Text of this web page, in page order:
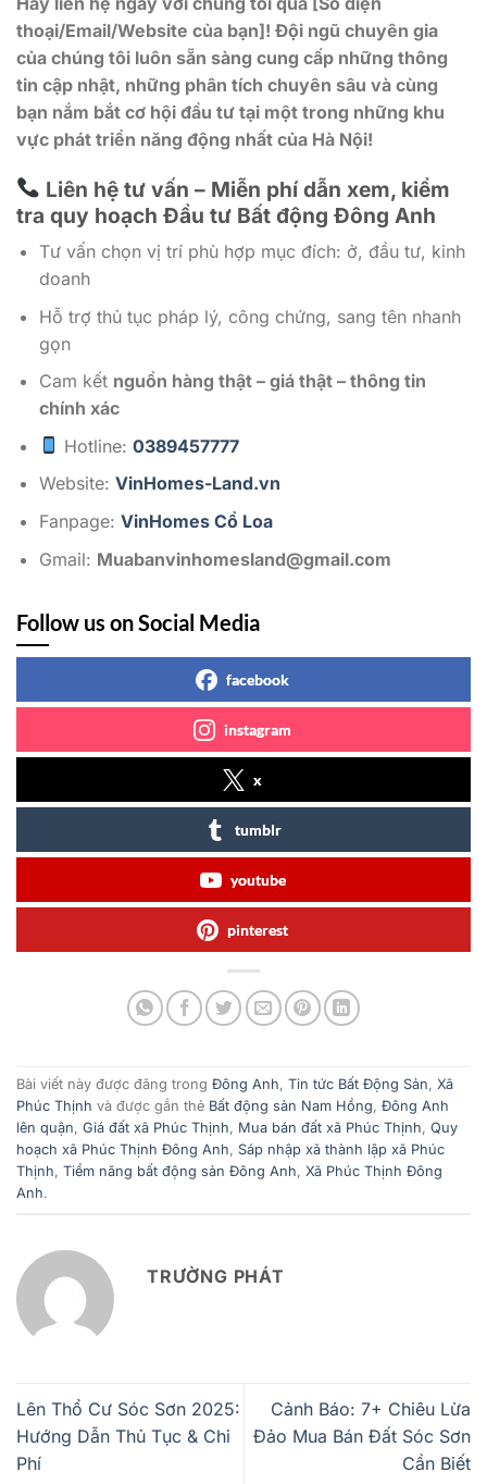
thoại/Email/Website của bạn]! Đội ngũ chuyên gia
của chúng tôi luôn sẵn sàng cung cấp những thông
tin cập nhật, những phân tích chuyên sâu và cùng
bạn nắm bắt cơ hội đầu tư tại một trong những khu
vực phát triển năng động nhất của Hà Nội!
Liên hệ tư vấn – Miễn phí dẫn xem, kiểm
tra quy hoạch Đầu tư Bất động Đông Anh
Tư vấn chọn vị trí phù hợp mục đích: ở, đầu tư, kinh
doanh
Hỗ trợ thủ tục pháp lý, công chứng, sang tên nhanh
gọn
Cam kết nguồn hàng thật – giá thật – thông tin
chính xác
Hotline:0389457777
Website: VinHomes-Land.vn
Fanpage: VinHomes Cổ Loa
Gmail: Muabanvinhomesland@gmail.com
Follow us on Social Media
facebook
instagram
x
tumblr
youtube
pinterest
Bài viết này được đăng trong Đông Anh, Tin tức Bất Động Sản, Xã
Phúc Thịnh và được gắn thẻ Bất động sản Nam Hồng, Đông Anh
lên quận, Giá đất xã Phúc Thịnh, Mua bán đất xã Phúc Thịnh, Quy
hoạch xã Phúc Thịnh Đông Anh, Sáp nhập xã thành lập xã Phúc
Thịnh, Tiềm năng bất động sản Đông Anh, Xã Phúc Thịnh Đông
Anh.
TRƯỜNG PHÁT
Lên Thổ Cư Sóc Sơn 2025:
Hướng Dẫn Thủ Tục & Chi
Phí
Cảnh Báo: 7+ Chiêu Lừa
Đảo Mua Bán Đất Sóc Sơn
Cần Biết